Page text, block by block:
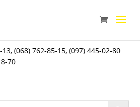
13,(068) 762-85-15,(097) 445-02-80
70